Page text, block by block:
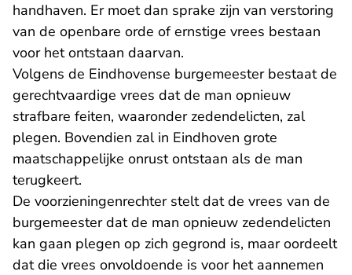
handhaven. Er moet dan sprake zijn van verstoring
van de openbare orde of ernstige vrees bestaan
voor het ontstaan daarvan.
Volgens de Eindhovense burgemeester bestaat de
gerechtvaardige vrees dat de man opnieuw
strafbare feiten, waaronder zedendelicten, zal
plegen. Bovendien zal in Eindhoven grote
maatschappelijke onrust ontstaan als de man
terugkeert.
De voorzieningenrechter stelt dat de vrees van de
burgemeester dat de man opnieuw zedendelicten
kan gaan plegen op zich gegrond is, maar oordeelt
dat die vrees onvoldoende is voor het aannemen